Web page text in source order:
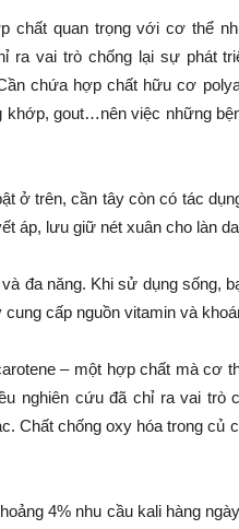
chất quan trọng với cơ thể
ra vai trò chống lại sự phát
chứa hợp chất hữu cơ
khớp, gout…nên việc những
ở trên, cần tây còn có tác
áp, lưu giữ nét xuân cho làn
đa năng. Khi sử dụng sống,
cấp nguồn vitamin và
– một hợp chất mà cơ
nghiên cứu đã chỉ ra vai trò
Chất chống oxy hóa trong
4% nhu cầu kali hàng